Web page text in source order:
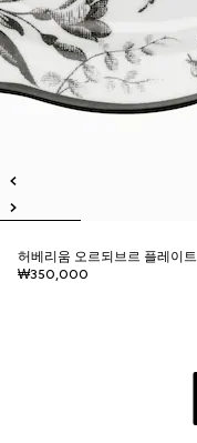
허베리움 오르되브르 플레이트
₩350,000